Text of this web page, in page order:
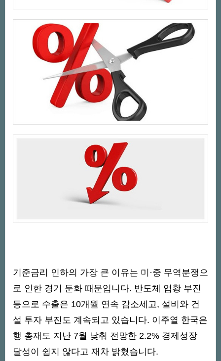
기준금리 인하의 가장 큰 이유는 미·중 무역분쟁으
로 인한 경기 둔화 때문입니다. 반도체 업황 부진
등으로 수출은 10개월 연속 감소세고, 설비와 건
설 투자 부진도 계속되고 있습니다. 이주열 한국은
행 총재도 지난 7월 낮춰 전망한 2.2% 경제성장
달성이 쉽지 않다고 재차 밝혔습니다.